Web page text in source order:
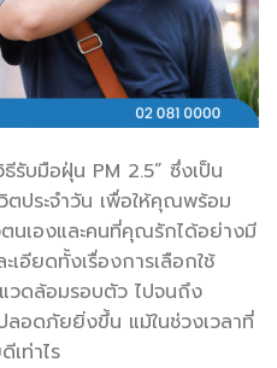
รับมือฝุ่น PM 2.5” ซึ่งเป็น
ประจำวัน เพื่อให้คุณพร้อม
นเองและคนที่คุณรักได้อย่างมี
เอียดทั้งเรื่องการเลือกใช้
ดล้อมรอบตัว ไปจนถึง
ลอดภัยยิ่งขึ้น แม้ในช่วงเวลาที่
เท่าไร